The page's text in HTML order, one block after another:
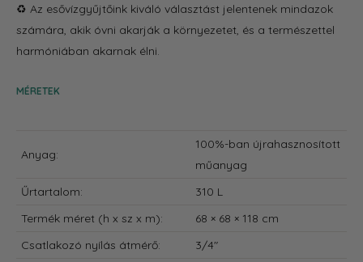
♻️ Az esővízgyűjtőink kiváló választást jelentenek mindazok
számára, akik óvni akarják a környezetet, és a természettel
harmóniában akarnak élni.
MÉRETEK
Anyag:
100%-ban újrahasznosított
műanyag
Űrtartalom:
310 L
Termék méret (h x sz x m):
68 × 68 × 118 cm
Csatlakozó nyílás átmérő:
3/4"